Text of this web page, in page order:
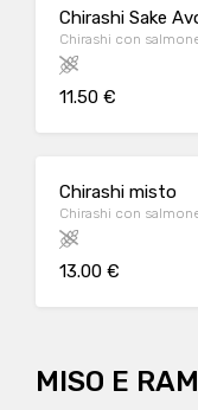
Chirashi Sake
Chirashi con
11.50 €
Chirashi misto
Chirashi con
13.00 €
MISO E